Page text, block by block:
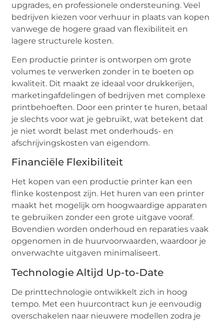
upgrades, en professionele ondersteuning. Veel
bedrijven kiezen voor verhuur in plaats van kopen
vanwege de hogere graad van flexibiliteit en
lagere structurele kosten.
Een productie printer is ontworpen om grote
volumes te verwerken zonder in te boeten op
kwaliteit. Dit maakt ze ideaal voor drukkerijen,
marketingafdelingen of bedrijven met complexe
printbehoeften. Door een printer te huren, betaal
je slechts voor wat je gebruikt, wat betekent dat
je niet wordt belast met onderhouds- en
afschrijvingskosten van eigendom.
Financiële Flexibiliteit
Het kopen van een productie printer kan een
flinke kostenpost zijn. Het huren van een printer
maakt het mogelijk om hoogwaardige apparaten
te gebruiken zonder een grote uitgave vooraf.
Bovendien worden onderhoud en reparaties vaak
opgenomen in de huurvoorwaarden, waardoor je
onverwachte uitgaven minimaliseert.
Technologie Altijd Up-to-Date
De printtechnologie ontwikkelt zich in hoog
tempo. Met een huurcontract kun je eenvoudig
overschakelen naar nieuwere modellen zodra je